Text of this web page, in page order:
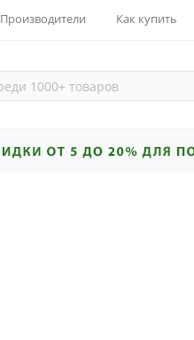
Производители Как купить